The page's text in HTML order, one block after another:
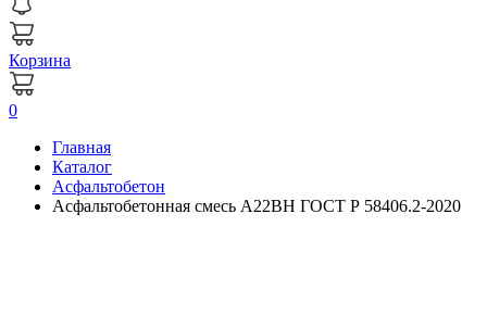
Корзина
0
Главная
Каталог
Асфальтобетон
Асфальтобетонная смесь А22ВН ГОСТ Р 58406.2-2020